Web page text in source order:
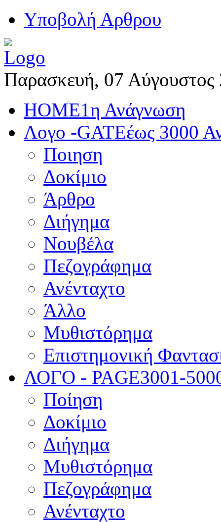
Yποβολή Αρθρου
Παρασκευή, 07 Αύγουστος
HOME1η Ανάγνωση
Λογο -GATEέως 3000
Ποιηση
Δοκίμιο
Άρθρο
Διήγημα
Νουβέλα
Πεζογράφημα
Ανένταχτο
Άλλο
Μυθιστόρημα
Επιστημονική
ΛΟΓΟ - PAGE3001-
Ποίηση
Δοκίμιο
Διήγημα
Μυθιστόρημα
Πεζογράφημα
Ανένταχτο